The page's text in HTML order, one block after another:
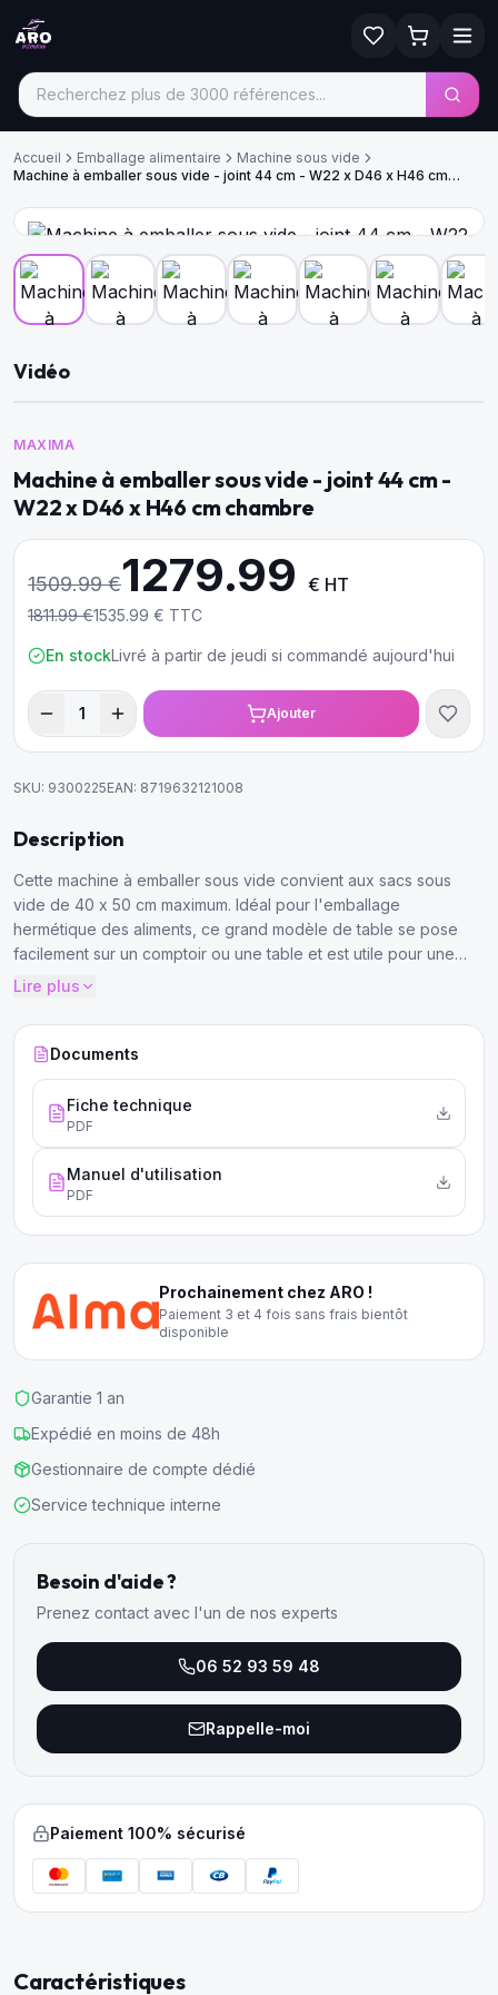
Accueil Emballage alimentaire
Machine sous vide
Machine à emballer sous vide - joint 44 cm - W22 x D46 x H46 cm
Vidéo
MAXIMA
Machine à emballer sous vide - joint 44 cm -
W22 x D46 x H46 cm chambre
1509.99€1279.99 € HT
1811.99€1535.99 € TTC
En stockLivré à partir de jeudi si commandé aujourd'hui
1 Ajouter
SKU: 9300225EAN: 8719632121008
Description
Cette machine à emballer sous vide convient aux sacs sous
vide de 40 x 50 cm maximum. Idéal pour l'emballage
hermétique des aliments, ce grand modèle de table se pose
facilement sur un comptoir ou une table et est utile pour une
utilisation quotidienne intensive.
Lire plus
Documents
Fiche technique
PDF
Manuel d'utilisation
PDF
Prochainement chez ARO !
Paiement 3 et 4 fois sans frais bientôt
disponible
Garantie 1 an
Expédié en moins de 48h
Gestionnaire de compte dédié
Service technique interne
Besoin d'aide ?
Prenez contact avec l'un de nos experts
06 52 93 59 48
Rappelle-moi
Paiement 100% sécurisé
Caractéristiques